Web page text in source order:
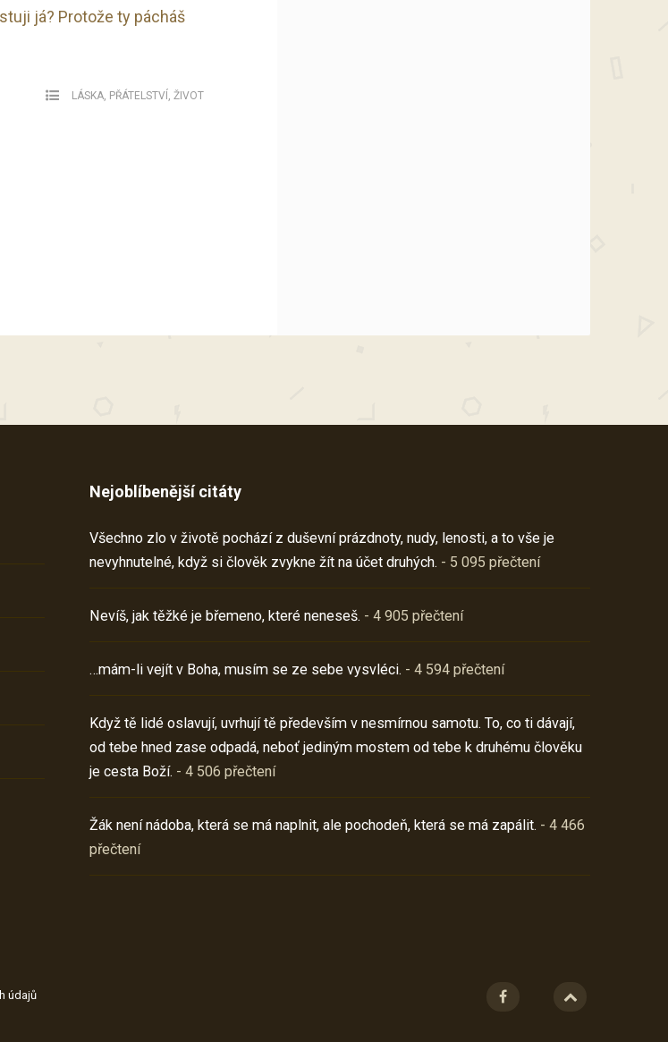
já? Protože ty pácháš
LÁSKA, PŘÁTELSTVÍ , ŽIVOT
Nejoblíbenější citáty
Všechno zlo v životě pochází z duševní prázdnoty, nudy, lenosti, a to vše je
nevyhnutelné, když si člověk zvykne žít na účet druhých. - 5 095 přečtení
Nevíš, jak těžké je břemeno, které neneseš. - 4 905 přečtení
…mám-li vejít v Boha, musím se ze sebe vysvléci. - 4 594 přečtení
Když tě lidé oslavují, uvrhují tě především v nesmírnou samotu. To, co ti dávají,
od tebe hned zase odpadá, neboť jediným mostem od tebe k druhému člověku
je cesta Boží. - 4 506 přečtení
Žák není nádoba, která se má naplnit, ale pochodeň, která se má zapálit. - 4 466
přečtení
údajů